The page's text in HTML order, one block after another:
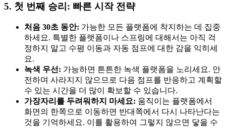
5. 첫 번째 승리: 빠른 시작 전략
처음 30초 동안: 가능한 모든 플랫폼에 착지하는 데 집중
하세요. 특별한 플랫폼이나 스프링에 대해서는 아직 걱
정하지 말고 수평 이동과 자동 점프에 대한 감을 익히세
요.
녹색 우선: 가능하면 튼튼한 녹색 플랫폼을 노리세요. 안
전하며 사라지지 않으므로 다음 점프를 반응하고 계획할
수 있는 시간을 더 많이 확보할 수 있습니다.
가장자리를 두려워하지 마세요: 움직이는 플랫폼에서
화면의 한쪽으로 이동하면 반대쪽에서 다시 나타난다는
것을 기억하세요. 이를 활용하여 그렇지 않으면 닿을 수